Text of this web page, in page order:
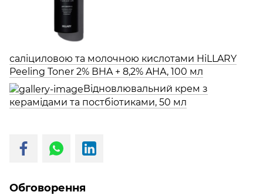
саліциловою та молочною кислотами HiLLARY
Peeling Toner 2% ВHA + 8,2% AНА, 100 мл
Відновлювальний крем з
керамідами та постбіотиками, 50 мл
Обговорення